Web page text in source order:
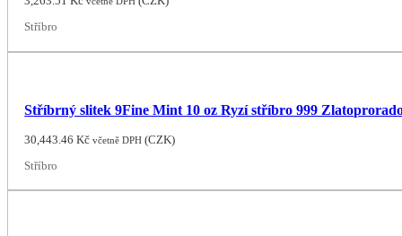
Stříbro
Stříbrný slitek 9Fine Mint 10 oz Ryzí stříbro 999
30,443.46Kč včetně DPH (CZK)
Stříbro